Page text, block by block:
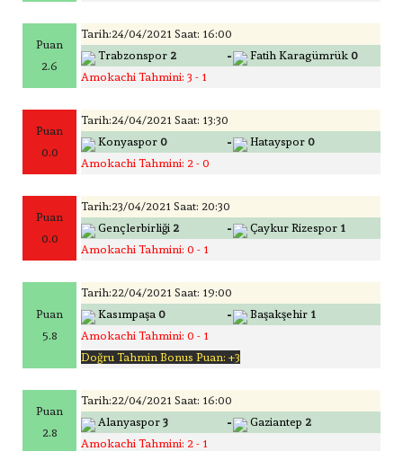
Puan
2.6
Tarih:24/04/2021 Saat: 16:00
Trabzonspor 2 - Fatih Karagümrük 0
Amokachi Tahmini: 3 - 1
Puan
0.0
Tarih:24/04/2021 Saat: 13:30
Konyaspor 0 - Hatayspor 0
Amokachi Tahmini: 2 - 0
Puan
0.0
Tarih:23/04/2021 Saat: 20:30
Gençlerbirliği 2 - Çaykur Rizespor 1
Amokachi Tahmini: 0 - 1
Puan
5.8
Tarih:22/04/2021 Saat: 19:00
Kasımpaşa 0 - Başakşehir 1
Amokachi Tahmini: 0 - 1
Doğru Tahmin Bonus Puan: +3
Puan
2.8
Tarih:22/04/2021 Saat: 16:00
Alanyaspor 3 - Gaziantep 2
Amokachi Tahmini: 2 - 1